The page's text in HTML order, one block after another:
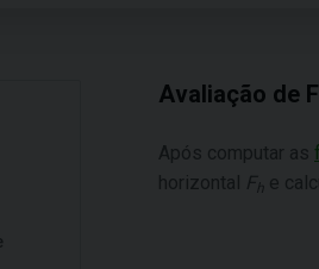
Avaliação de
Após computar as
horizontal Fh e